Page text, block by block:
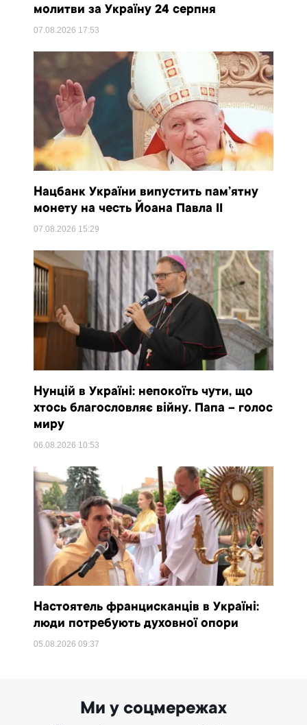
молитви за Україну 24 серпня
07.08.2026 17:53
Нацбанк України випустить пам’ятну
монету на честь Йоана Павла II
07.08.2026 15:29
Нунцій в Україні: непокоїть чути, що
хтось благословляє війну. Папа – голос
миру
06.08.2026 10:53
Настоятель францисканців в Україні:
люди потребують духовної опори
05.08.202609:37
Ми у соцмережах